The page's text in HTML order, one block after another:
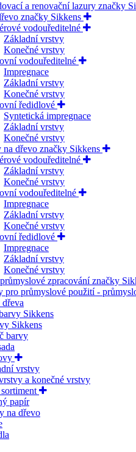
a renovační lazury značky
značky Sikkens
vodouředitelné
Základní vrstvy
Konečné vrstvy
vodouředitelné
Impregnace
Základní vrstvy
Konečné vrstvy
ředidlové
Syntetická impregnace
Základní vrstvy
Konečné vrstvy
dřevo značky Sikkens
vodouředitelné
Základní vrstvy
Konečné vrstvy
vodouředitelné
Impregnace
Základní vrstvy
Konečné vrstvy
ředidlové
Impregnace
Základní vrstvy
Konečné vrstvy
zpracování značky
pro průmyslové použití -
Sikkens
Sikkens
barvy
vrstvy
a konečné vrstvy
papír
na dřevo